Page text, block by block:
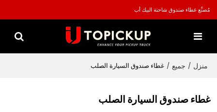
مُصنِّع غطاء صندوق شاحنة البيك أب
منزل / جميع / غطاء صندوق السيارة الصلب
غطاء صندوق السيارة الصلب